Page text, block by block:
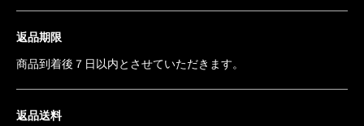
返品期限
商品到着後７日以内とさせていただきます。
返品送料